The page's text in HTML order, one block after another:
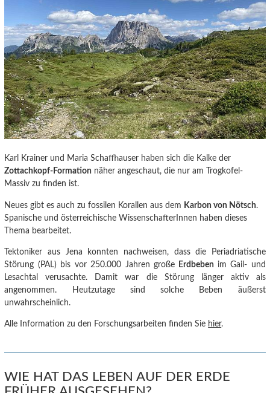
Karl Krainer und Maria Schaffhauser haben sich die Kalke der
Zottachkopf-Formation näher angeschaut, die nur am Trogkofel-
Massiv zu finden ist.
Neues gibt es auch zu fossilen Korallen aus dem Karbon von Nötsch.
Spanische und österreichische WissenschafterInnen haben dieses
Thema bearbeitet.
Tektoniker aus Jena konnten nachweisen, dass die Periadriatische
Störung (PAL) bis vor 250.000 Jahren große Erdbeben im Gail- und
Lesachtal verusachte.
Damit war die Störung länger aktiv als
angenommen. Heutzutage sind solche Beben äußerst
unwahrscheinlich.
Alle Information zu den Forschungsarbeiten finden Sie hier.
WIE HAT DAS LEBEN AUF DER ERDE